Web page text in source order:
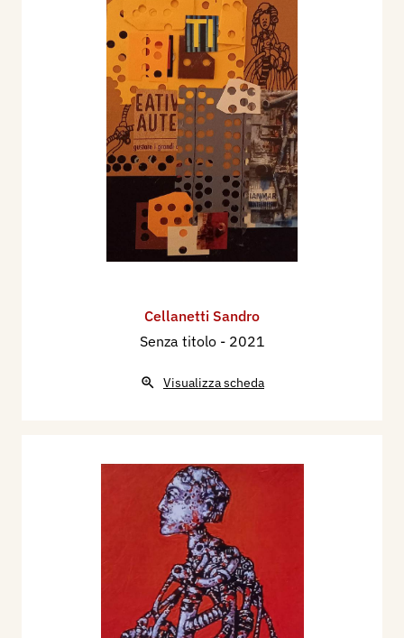
Cellanetti Sandro
Senza titolo - 2021
Visualizza scheda